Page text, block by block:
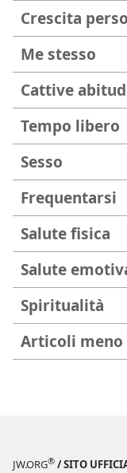
Crescita
Me stesso
Cattive
Tempo libero
Sesso
Frequentarsi
Salute fisica
Salute
Spiritualità
Articoli meno
JW.ORG® / SITO